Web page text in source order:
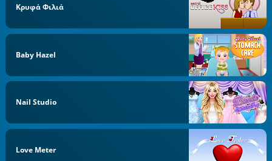
Κρυφά Φιλιά
Baby Hazel
Nail Studio
Love Meter